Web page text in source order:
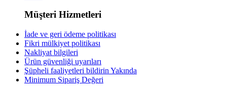
Müşteri Hizmetleri
İade ve geri ödeme politikası
Fikri mülkiyet politikası
Nakliyat bilgileri
Ürün güvenliği uyarıları
Şüpheli faaliyetleri bildirin Yakında
Minimum Sipariş Değeri